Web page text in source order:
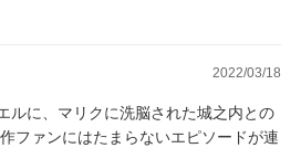
2022/03/18
ルに、マリクに洗脳された城之内との
ファンにはたまらないエピソードが連